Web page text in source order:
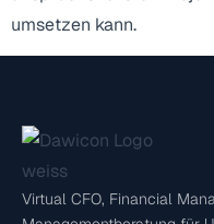
umsetzen kann.
Virtual CFO, Financial